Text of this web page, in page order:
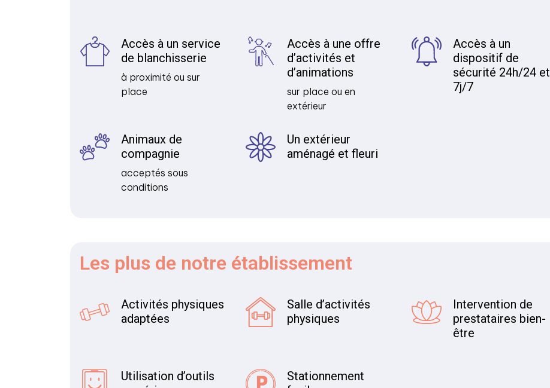
Accès à un service
de blanchisserie
à proximité ou sur
place
Accès à une offre
d’activités et
d’animations
sur place ou en
extérieur
Accès à un
dispositif de
sécurité 24h/24 et
7j/7
Animaux de
compagnie
acceptés sous
conditions
Un extérieur
aménagé et fleuri
Les plus de notre établissement
Activités physiques
adaptées
Salle d’activités
physiques
Intervention de
prestataires bien-
être
Utilisation d’outils
Stationnement